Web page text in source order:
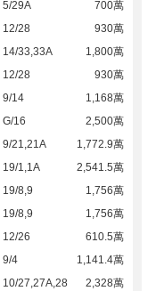
5/29A
700萬
12/28
930萬
14/33,33A
1,800萬
12/28
930萬
9/14
1,168萬
G/16
2,500萬
9/21,21A
1,772.9萬
19/1,1A
2,541.5萬
19/8,9
1,756萬
19/8,9
1,756萬
12/26
610.5萬
9/4
1,141.4萬
10/27,27A,28
2,328萬